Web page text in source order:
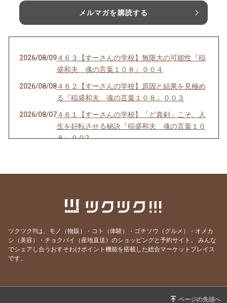
メルマガを購読する
2026/08/09４６３【すーさんの学校】無限大の可能性『稲
盛和夫 魂の言葉１０８』００４
2026/08/08４６２【すーさんの学校】原因と結果を見極め
る『稲盛和夫 魂の言葉１０８』００３
2026/08/07４６１【すーさんの学校】「ど真剣」こそ、人
生を好転させる秘訣『稲盛和夫 魂の言葉１０
８』００2
４５８【すーさんの学校】賢者は愚者からも学
2026/08/02４５７【すーさんの学校】感謝の心なくして健
康はない
４５５【すーさんの学校】心にスニーカーをは
ツクツク!!!は、モノ（物販）・コト（体験）・ゴチソウ（グルメ）・オメカ
シ（美容）・チョクバイ（産地直送）のショッピングと予約サイト。
みんな
でシェアし合うおすそわけポイント機能を搭載した総合マーケットプレイス
です。